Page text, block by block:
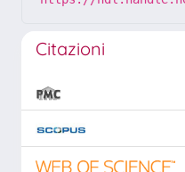
Citazioni